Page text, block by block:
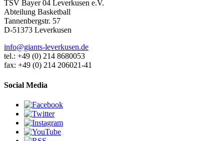
TSV Bayer 04 Leverkusen e.V.
Abteilung Basketball
Tannenbergstr. 57
D-51373 Leverkusen
info@giants-leverkusen.de
tel.: +49 (0) 214 8680053
fax: +49 (0) 214 206021-41
Social Media